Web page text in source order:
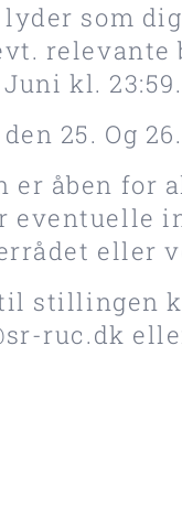
som
kl. 23:59.
25. Og
åben for
eventuelle
eller
stillingen
ruc.dk